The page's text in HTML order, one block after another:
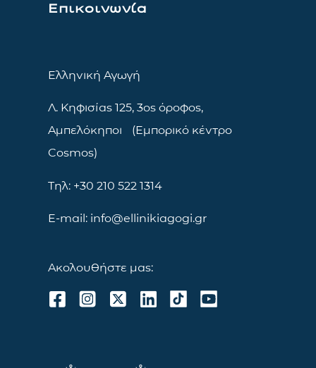
Επικοινωνία
Ελληνική Αγωγή
Λ. Κηφισίας 125, 3ος όροφος,
Αμπελόκηποι (Εμπορικό κέντρο
Cosmos)
Τηλ: +30 210 522 1314
E-mail: info@ellinikiagogi.gr
Ακολουθήστε μας: